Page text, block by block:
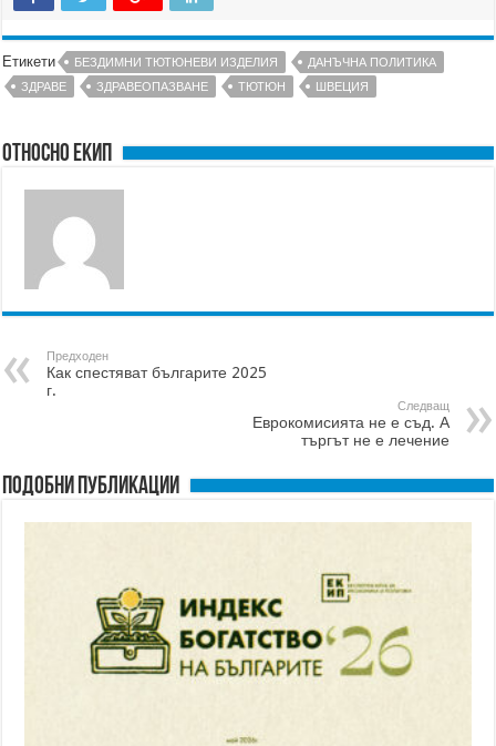
Етикети БЕЗДИМНИ ТЮТЮНЕВИ ИЗДЕЛИЯ
ДАНЪЧНА ПОЛИТИКА
ЗДРАВЕ
ЗДРАВЕОПАЗВАНЕ ТЮТЮН ШВЕЦИЯ
Относно ЕКИП
Предходен
Как спестяват българите 2025
г.
Следващ
Еврокомисията не е съд. А
търгът не е лечение
Подобни публикации